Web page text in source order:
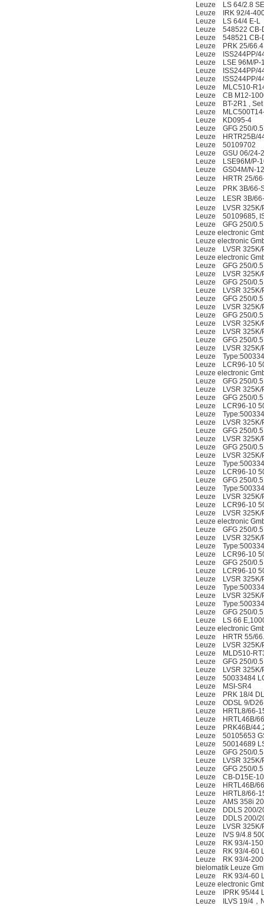
Leuze LS 64/2.8
Leuze IRK 92/4-
Leuze LS 64/4 E-L
Leuze 548522 CB-
Leuze 548521 CB-
Leuze PRK 25/
Leuze ISS244PP/
Leuze LSE 96M/P-
Leuze ISS244PP/
Leuze ISS244PP/
Leuze MLC510-
Leuze CB M12-
Leuze BT-2R1 , Set
Leuze
Leuze KD095-4
Leuze GFG 250/
Leuze HRTR25B/
Leuze 50109702
Leuze GSU 06/24-
Leuze LSE96M/P-
Leuze GS04M/N-
Leuze HRTR 25/
Leuze PRK 3B/66-
Leuze LESR 3B/
Leuze LVSR 325K/
Leuze 50109685,
Leuze GFG 250/
Leuze electronic
Leuze electronic
Leuze LVSR 325K/
Leuze electronic
Leuze GFG 250/
Leuze LVSR 325K/
Leuze GFG 250/
Leuze LVSR 325K/
Leuze GFG 250/
Leuze LVSR 325K/
Leuze GFG 250/
Leuze LVSR 325K/
Leuze LVSR 325K/
Leuze GFG 250/
Leuze LVSR 325K/
Leuze
Leuze LCR96-10
Leuze electronic
Leuze GFG 250/
Leuze LVSR 325K/
Leuze GFG 250/0.5
Leuze LCR96-10
Leuze
Leuze LVSR 325K/
Leuze GFG 250/
Leuze LVSR 325K/
Leuze GFG 250/0.5
Leuze LVSR 325K/
Leuze
Leuze LCR96-10
Leuze GFG 250/0.5
Leuze
Leuze LVSR 325K/
Leuze LCR96-10
Leuze LVSR 325K/
Leuze electronic
Leuze GFG 250/0.5
Leuze LVSR 325K/
Leuze
Leuze LCR96-10
Leuze GFG 250/0.5
Leuze LCR96-10
Leuze LVSR 325K/
Leuze
Leuze LVSR 325K/
Leuze
Leuze GFG 250/0.5
Leuze LS 66
Leuze electronic
Leuze HRTR 55/
Leuze LVSR 325K/
Leuze MLD510-
Leuze GFG 250/0.5
Leuze LVSR 325K/
Leuze 50033484
Leuze MSI-SR4
Leuze PRK 18/4
Leuze ODSL 9/
Leuze HRTL8/66-
Leuze HRTL46B/
Leuze PRK46B/
Leuze 50105653
Leuze 50014689
Leuze GFG 250/0.5
Leuze LVSR 325K/
Leuze GFG 250/0.5
Leuze CB-D15E-
Leuze HRTL46B/
Leuze HRTL8/66-
Leuze AMS 358i
Leuze DDLS 200/
Leuze DDLS 200/
Leuze LVSR 325K/
Leuze IVS 9/4.8
Leuze RK 93/4-
Leuze RK 93/4-60
Leuze RK 93/4-
bielomatik Leuze
Leuze RK 93/4-60
Leuze electronic
Leuze IPRK 95/44
Leuze ILVS 19/4，